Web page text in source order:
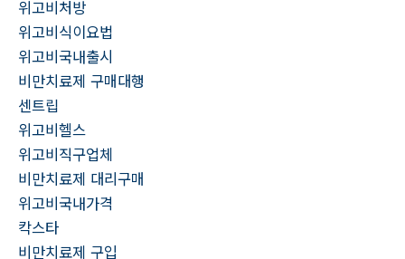
위고비처방
위고비식이요법
위고비국내출시
비만치료제 구매대행
센트립
위고비헬스
위고비직구업체
비만치료제 대리구매
위고비국내가격
칵스타
비만치료제 구입